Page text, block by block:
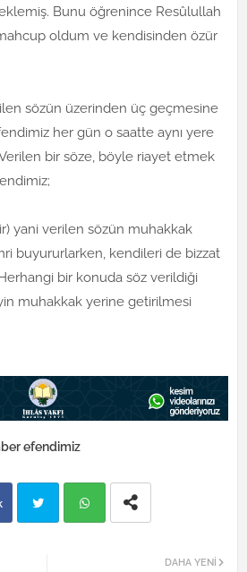
Bunu öğrenince Resûlullah
oldum ve kendisinden özür
sözün üzerinden üç geçmesine
her gün o saatte aynı yere
bir söze, böyle riayet etmek
yani verilen sözün muhakkak
buyururlarken, kendileri de bizzat
bir konuda söz verildiği
muhakkak yerine getirilmesi
efendimiz
DAHA YENI